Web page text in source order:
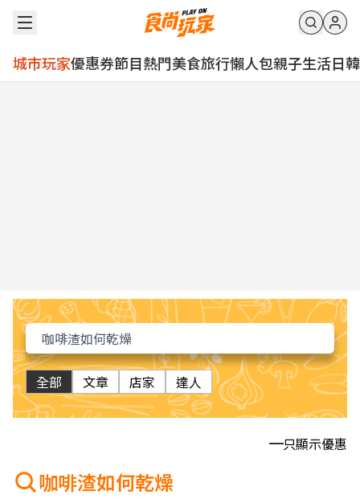
城市玩家優惠券節目熱門美食旅行懶人包親子生活日韓
全部 文章 店家 達人
只顯示優惠
咖啡渣如何乾燥